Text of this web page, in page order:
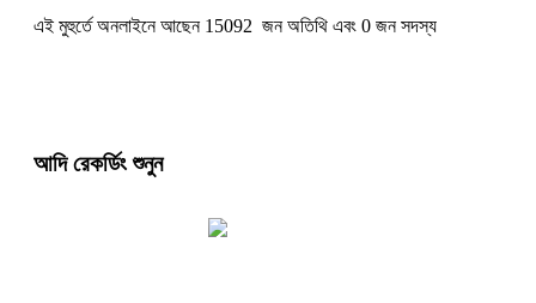
এই মুহুর্তে অনলাইনে আছেন 15092 জন অতিথি এবং 0 জন সদস্য
আদি রেকর্ডিং শুনুন